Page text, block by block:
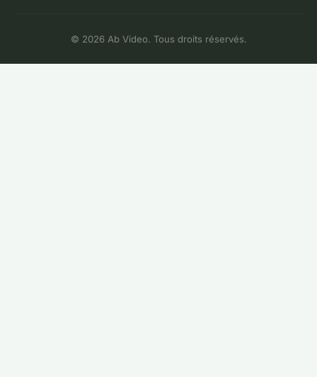
© 2026 Ab Video. Tous droits réservés.